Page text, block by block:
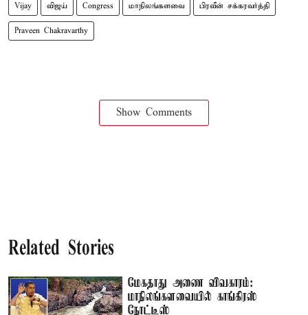
Vijay விஜய் Congress மாநிலங்களவை பிரவீன் சக்கரவர்த்தி
Praveen Chakravarthy
Show Comments
Related Stories
மேகதாது அணை விவகாரம்:
மாநிலங்களவையில் காங்கிரஸ்
நோட்டீஸ்